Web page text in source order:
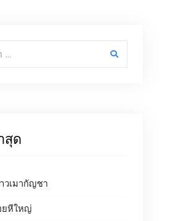
สุด
วเมากัญชา
ยหีใหญ่